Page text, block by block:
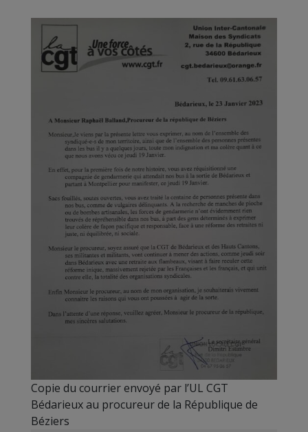
Copie du courrier envoyé par l’UL CGT
Bédarieux au procureur de la République de
Béziers